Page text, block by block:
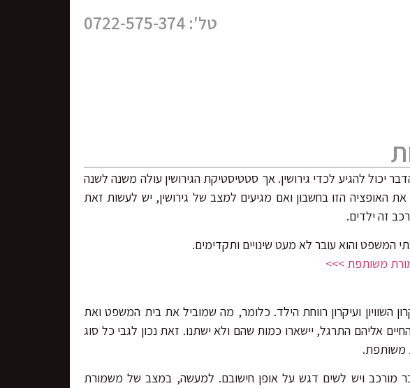
טל': 0722-575-374
יכול להגיע לכדי גירושין. אך סטטיסטיקת הגירושין עולה משנה לשנה
האופציה הזו בחשבון ואם מגיעים למצב של גירושין, יש לעשות זאת
זה ילדים.
והוא עובר לא מעט שינויים ותקדימים.
משותפת >>>
השוויון ועיקרון רווחת הילד. כלומר, מה שמוביל את בית המשפט ואת
אליהם התרגל, יישארו כמות שהם ולא ישתנו. זאת נכון לגבי כל סוג
משותפת.
מורכב ויש לשים דגש על אופן חישובם. למעשה, במצב של משמורת